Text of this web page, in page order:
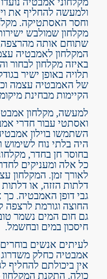
ולמעשה להחליף את
וחסר האסתטיקה.
מקלחון שמולבש
שתוחם אותה
המקלחון לאמבטיה
באיזה מקלחון לבחור
תלויה באופן ישיר
של האמבטיה עצמה
הקיימות מבחינת
למעשה, מקלחון
ואסתטי עבור חדרי
השתמשו בוילון
היה בלתי נוח לשימוש
בחוסר חן בחדר,
כל אלה ומעניקים
לאורך זמן. המקלחון
דלתות הזזה, או
גבי דופן האמבטיה.
החוצה וגורמת לרצפה
גם חום המים נשמר טוב
חיסכון במים ובחשמל.
לעיתים אנשים
אמבטיה כחלק
אין ביכולתם להחליף
כולה. התקנת המקלחון